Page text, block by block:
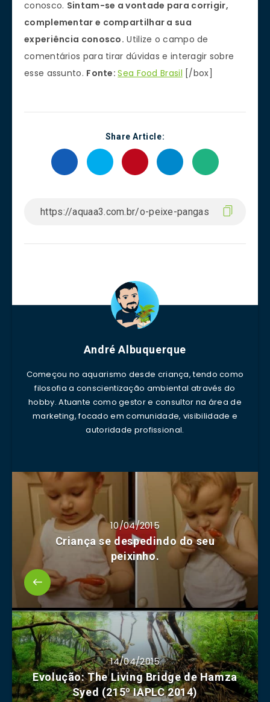
conosco. Sintam-se a vontade para corrigir,
complementar e compartilhar a sua
experiência conosco. Utilize o campo de
comentários para tirar dúvidas e interagir sobre
esse assunto. Fonte:Sea Food Brasil [/box]
Share Article:
André Albuquerque
Começou no aquarismo desde criança, tendo como
filosofia a conscientização ambiental através do
hobby. Atuante como gestor e consultor na área de
marketing, focado em comunidade, visibilidade e
autoridade profissional.
10/04/2015
Criança se despedindo do seu
peixinho.
14/04/2015
Evolução: The Living Bridge de Hamza
Syed (215º IAPLC 2014)